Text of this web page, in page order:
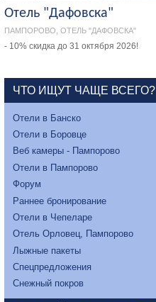
Отель "Дафовска"
ПАМПОРОВО, ОТЕЛЬ "ДАФОВСКА"
- 10% скидка до 31 октября 2026!
ЧТО ИЩУТ ЧАЩЕ ВСЕГО?
Отели в Банско
Отели в Боровце
Веб камеры - Пампорово
Отели в Пампорово
Форум
Раннее бронирование
Отели в Чепеларе
Отель Орловец, Пампорово
Лыжные пакеты
Спецпредложения
Снежный покров